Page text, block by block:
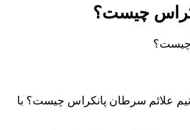
چیست؟
علائم سرطان پانکراس چیست؟ با